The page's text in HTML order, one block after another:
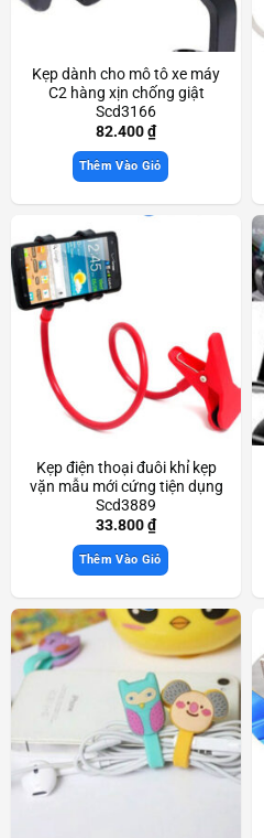
Kẹp dành cho mô tô xe máy
C2 hàng xịn chống giật
Scd3166
82.400₫
Thêm Vào Giỏ
Kẹp điện thoại đuôi khỉ kẹp
vặn mẫu mới cứng tiện dụng
Scd3889
33.800₫
Thêm Vào Giỏ